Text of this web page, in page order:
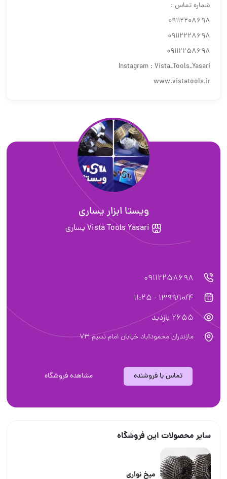
شماره تماس :
٠٩١١٢٢٠٨٦٩٨
٠٩١١٢٢٢٨٦٩٨
٠٩١١٢٢٥٨٦٩٨
Instagram : Vista_Tools_Yasari
www.vistatools.ir
ويستا ابزار يسارى
Vista Tools Yasari يساري
09112258698
1399/10/4 - 11:25
2655 بازدید
مازندران محمودآباد خيابان امام نسيم ٧٣
تماس با فروشنده مشاهده فروشگاه
سایر محصولات این فروشگاه
ميخ نوارى